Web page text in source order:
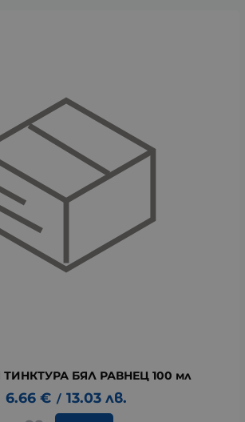
БЯЛ РАВНЕЦ 100 мл
6.66 € / 13.03 лв.